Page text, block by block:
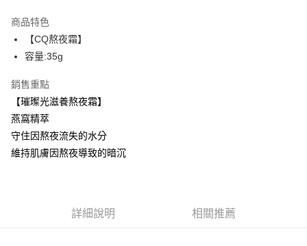
Apple Pay
街口支付
悠遊付
ATM付款
付款後全家取貨
商品特色
【CQ熬夜霜】
容量:35g
銷售重點
【璀璨光滋養熬夜霜】
燕窩精萃
守住因熬夜流失的水分
維持肌膚因熬夜導致的暗沉
詳細說明 相關推薦